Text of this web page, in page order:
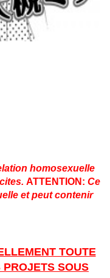
homosexuelle
ATTENTION: Ce
et peut contenir
TOUTE
PROJETS SOUS